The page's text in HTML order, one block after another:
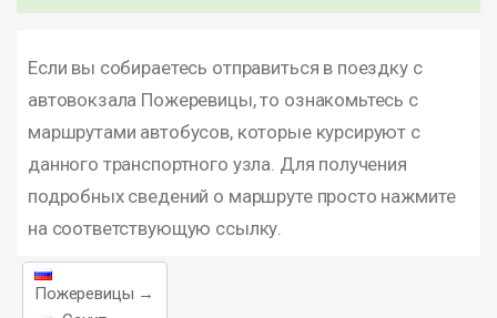
Если вы собираетесь отправиться в поездку с
автовокзала Пожеревицы, то ознакомьтесь с
маршрутами автобусов, которые курсируют с
данного транспортного узла. Для получения
подробных сведений о маршруте просто нажмите
на соответствующую ссылку.
Пожеревицы →